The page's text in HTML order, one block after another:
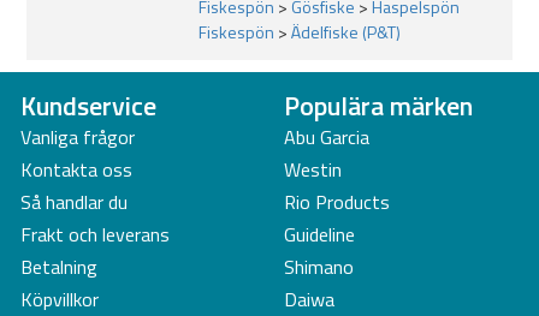
Fiskespön > Gösfiske >Haspelspön
Fiskespön >Ädelfiske (P&T)
Kundservice
Vanliga frågor
Kontakta oss
Så handlar du
Frakt och leverans
Betalning
Köpvillkor
Populära märken
Abu Garcia
Westin
Rio Products
Guideline
Shimano
Daiwa